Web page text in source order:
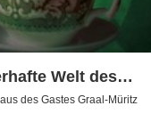
Welt des
des Gastes Graal-Müritz